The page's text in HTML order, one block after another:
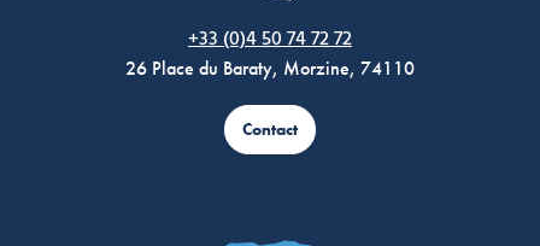
+33 (0)4 50 74 72 72
26 Place du Baraty, Morzine, 74110
Contact